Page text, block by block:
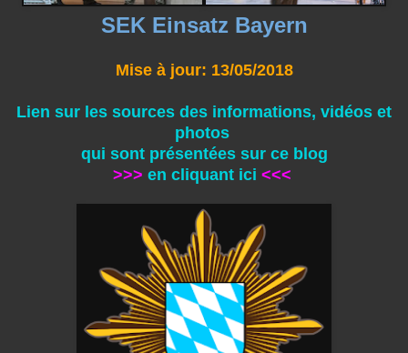
SEK Einsatz Bayern
Mise à jour: 13/05/2018
Lien sur les sources des informations, vidéos et
photos
qui sont présentées sur ce blog
>>> en cliquant ici <<<